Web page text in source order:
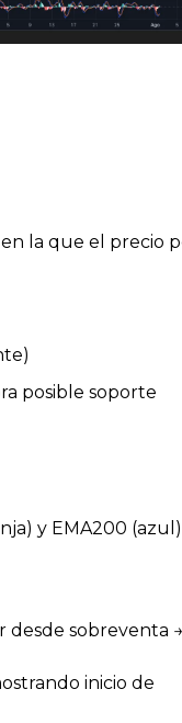
en la que el precio
posible soporte
y EMA200
desde sobreventa
inicio de